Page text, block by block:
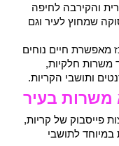
והקירבה לחיפה
שמחוץ לעיר וגם
מאפשרת חיים נוחים
משרות חלקיות,
ותושבי הקריות.
משרות בעיר
פייסבוק של קריות,
לתושבי